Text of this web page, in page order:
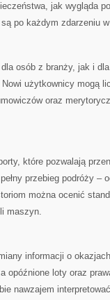
jak wygląda
po każdym zdarzeniu
osób z branży, jak i
użytkownicy mogą
oraz
które pozwalają
przebieg podróży –
można ocenić
maszyn.
informacji o
opóźnione loty oraz
nawzajem